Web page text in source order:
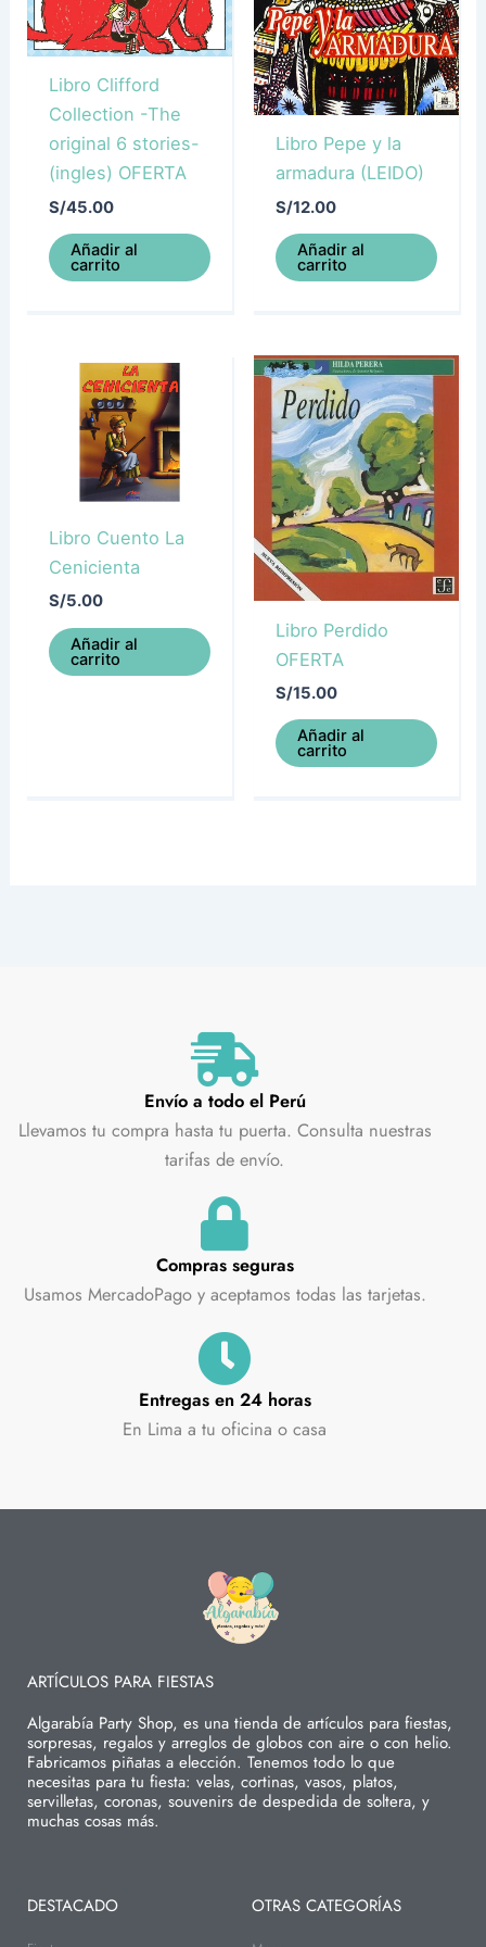
Libro Clifford
Collection -The
original 6 stories-
(ingles) OFERTA
S/45.00
Añadir al
carrito
Libro Pepe y la
armadura (LEIDO)
S/12.00
Añadir al
carrito
Libro Cuento La
Cenicienta
S/5.00
Añadir al
carrito
Libro Perdido
OFERTA
S/15.00
Añadir al
carrito
Envío a todo el Perú
Llevamos tu compra hasta tu puerta. Consulta nuestras
tarifas de envío.
Compras seguras
Usamos MercadoPago y aceptamos todas las tarjetas.
Entregas en 24 horas
En Lima a tu oficina o casa
ARTÍCULOS PARA FIESTAS
Algarabía Party Shop, es una tienda de artículos para fiestas,
sorpresas, regalos y arreglos de globos con aire o con helio.
Fabricamos piñatas a elección. Tenemos todo lo que
necesitas para tu fiesta: velas, cortinas, vasos, platos,
servilletas, coronas, souvenirs de despedida de soltera, y
muchas cosas más.
DESTACADO OTRAS CATEGORÍAS